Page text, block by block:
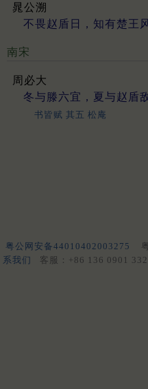
晁公溯
不畏赵盾日，知有楚王
南宋
周必大
冬与滕六宜，夏与赵盾
书皆赋 其五 松庵
粤公网安备44010402003275
系我们
客服：+86 136 0901